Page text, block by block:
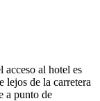
acceso al hotel es
lejos de la carretera
a punto de